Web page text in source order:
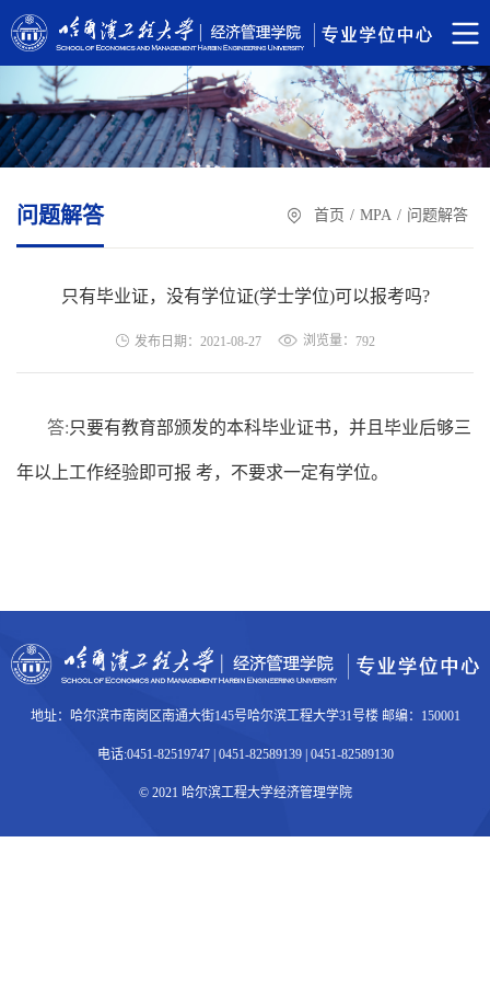
问题解答 首页 / MPA / 问题解答
只有毕业证，没有学位证(学士学位)可以报考吗?
发布日期：2021-08-27 浏览量： 792
答:只要有教育部颁发的本科毕业证书，并且毕业后够三
年以上工作经验即可报 考，不要求一定有学位。
地址：哈尔滨市南岗区南通大街145号哈尔滨工程大学31号楼 邮编：150001
电话:0451-82519747 | 0451-82589139 | 0451-82589130
© 2021 哈尔滨工程大学经济管理学院